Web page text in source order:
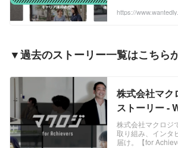
ます✨※2024年9月
https://
▼過去のストーリー一覧はこちら
株式会社マク
ストーリー -
株式会社マクロジ
取り組み、インタ
届け。【for